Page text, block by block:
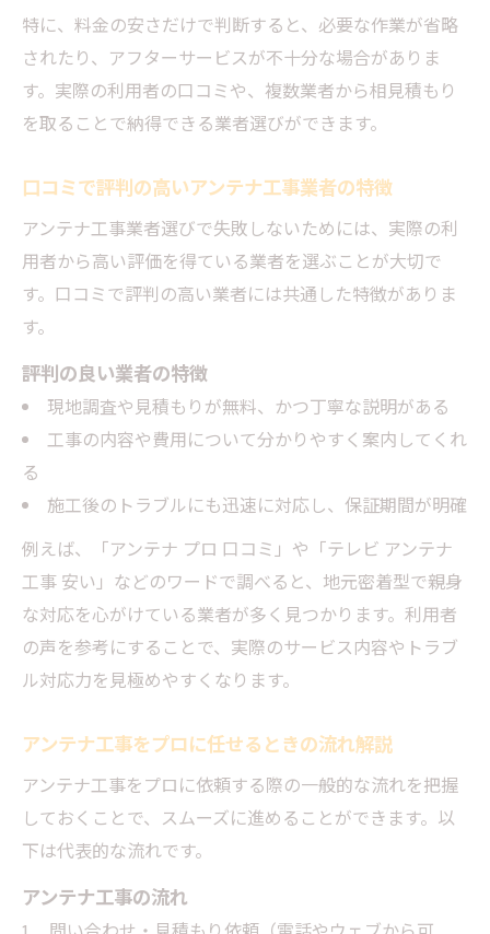
アンテナ工事に関する口コミの正しい見方
とは
アンテナ工事とプロの信頼性を口コミで判
アンテナ工事を安心して任せるポイント
プロにアンテナ工事を安心して任せる秘訣
アンテナ工事後のアフターサービスで選ぶ
理由
備
プロのアンテナ工事で保証内容を確認する
方法
イント
特に、料金の安さだけで判断すると、必要な作業が省略
されたり、アフターサービスが不十分な場合がありま
す。実際の利用者の口コミや、複数業者から相見積もり
を取ることで納得できる業者選びができます。
口コミで評判の高いアンテナ工事業者の特徴
アンテナ工事業者選びで失敗しないためには、実際の利
用者から高い評価を得ている業者を選ぶことが大切で
す。口コミで評判の高い業者には共通した特徴がありま
す。
評判の良い業者の特徴
現地調査や見積もりが無料、かつ丁寧な説明がある
工事の内容や費用について分かりやすく案内してくれ
る
施工後のトラブルにも迅速に対応し、保証期間が明確
例えば、「アンテナ プロ 口コミ」や「テレビ アンテナ
工事 安い」などのワードで調べると、地元密着型で親身
な対応を心がけている業者が多く見つかります。利用者
の声を参考にすることで、実際のサービス内容やトラブ
ル対応力を見極めやすくなります。
アンテナ工事をプロに任せるときの流れ解説
アンテナ工事をプロに依頼する際の一般的な流れを把握
しておくことで、スムーズに進めることができます。以
下は代表的な流れです。
アンテナ工事の流れ